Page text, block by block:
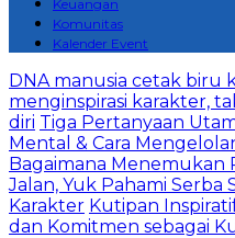
Keuangan
Komunitas
Kalender Event
DNA manusia cetak biru
menginspirasi karakter,
diri Tiga Pertanyaan
Mental & Cara
Bagaimana Menemukan
Jalan, Yuk Pahami
Karakter Kutipan
dan Komitmen sebagai